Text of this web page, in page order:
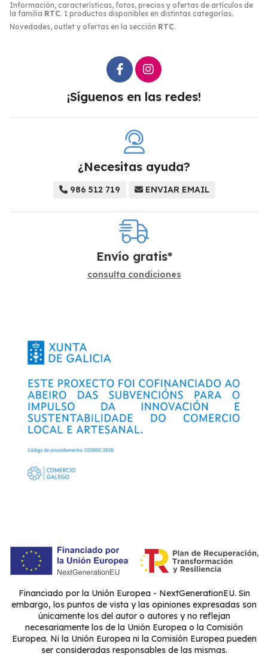
Información, características, fotos, precios y ofertas de artículos de
la familia RTC. 1 productos disponibles en distintas categorías.
Novedades, outlet y ofertas en la sección RTC.
¡Síguenos en las redes!
¿Necesitas ayuda?
986 512 719 ENVIAR EMAIL
Envío gratis*
consulta condiciones
Financiado por la Unión Europea - NextGenerationEU. Sin
embargo, los puntos de vista y las opiniones expresadas son
únicamente los del autor o autores y no reflejan
necesariamente los de la Unión Europea o la Comisión
Europea. Ni la Unión Europea ni la Comisión Europea pueden
ser consideradas responsables de las mismas.